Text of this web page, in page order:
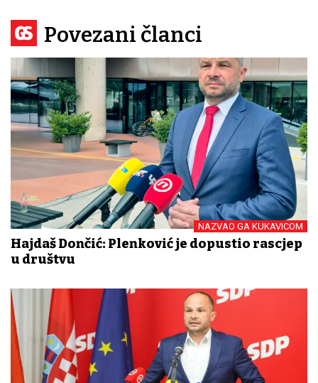
Povezani članci
NAZVAO GA KUKAVICOM
Hajdaš Dončić: Plenković je dopustio rascjep
u društvu